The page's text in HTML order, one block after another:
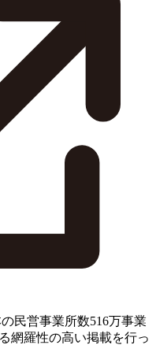
民営事業所数516万事業
網羅性の高い掲載を行っ